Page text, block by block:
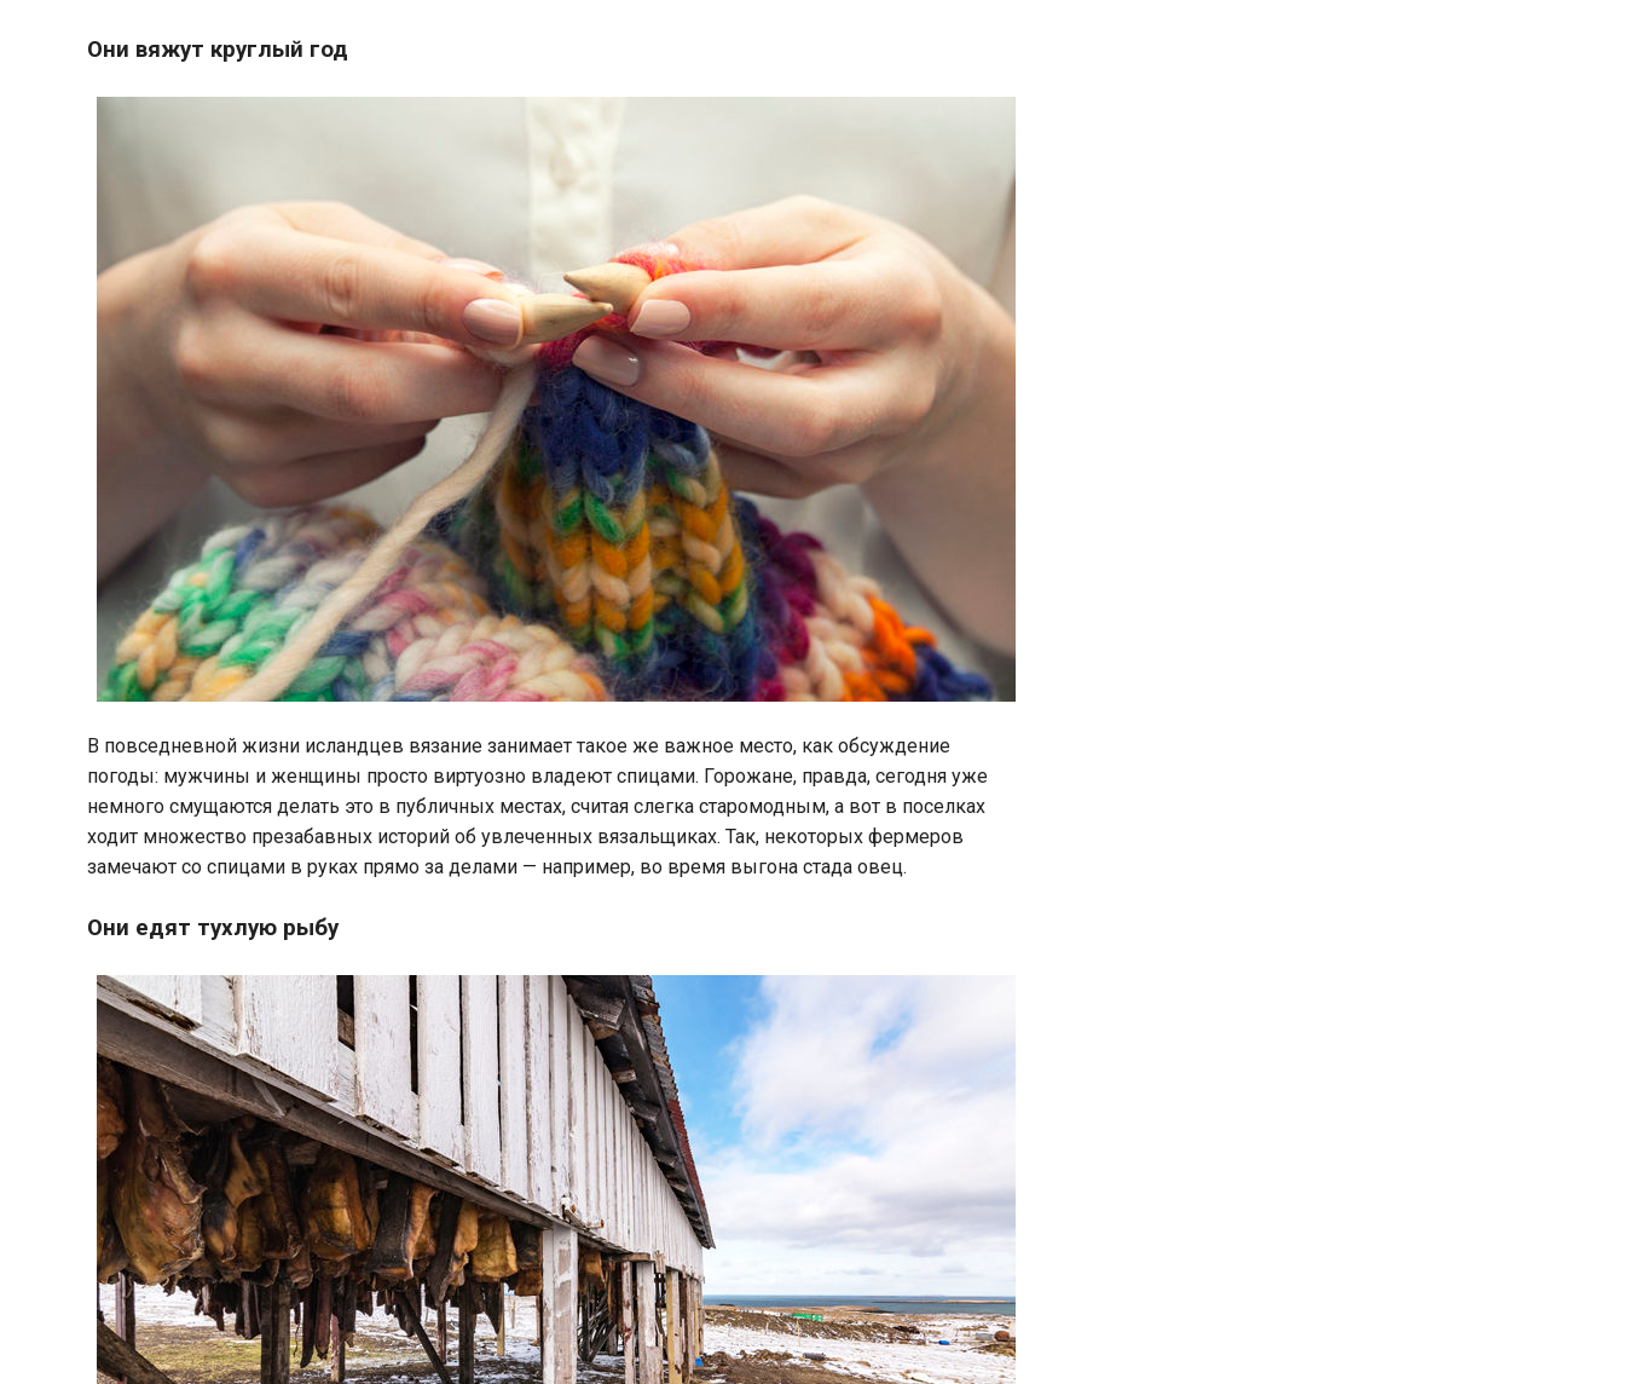
Они вяжут круглый год
В повседневной жизни исландцев вязание занимает такое же важное место, как обсуждение
погоды: мужчины и женщины просто виртуозно владеют спицами. Горожане, правда, сегодня уже
немного смущаются делать это в публичных местах, считая слегка старомодным, а вот в поселках
ходит множество презабавных историй об увлеченных вязальщиках. Так, некоторых фермеров
замечают со спицами в руках прямо за делами — например, во время выгона стада овец.
Они едят тухлую рыбу